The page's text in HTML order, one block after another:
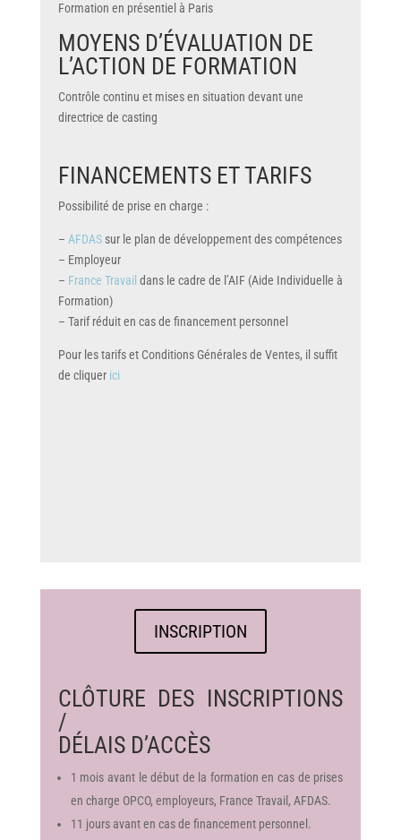
Formation en présentiel à Paris
MOYENS D’ÉVALUATION DE
L’ACTION DE FORMATION
Contrôle continu et mises en situation devant une
directrice de casting
FINANCEMENTS ET TARIFS
Possibilité de prise en charge :
– AFDASsur le plan de développement des compétences
– Employeur
– France Travail dans le cadre de l’AIF (Aide Individuelle à
Formation)
– Tarif réduit en cas de financement personnel
Pour les tarifs et Conditions Générales de Ventes, il suffit
de cliquer ici
INSCRIPTION
CLÔTURE DES INSCRIPTIONS
/
DÉLAIS D’ACCÈS
1 mois avant le début de la formation en cas de prises
en charge OPCO, employeurs, France Travail, AFDAS.
11 jours avant en cas de financement personnel.